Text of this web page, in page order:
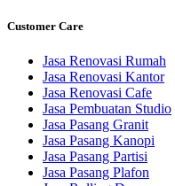
Customer Care
Jasa Renovasi Rumah
Jasa Renovasi Kantor
Jasa Renovasi Cafe
Jasa Pembuatan Studio
Jasa Pasang Granit
Jasa Pasang Kanopi
Jasa Pasang Partisi
Jasa Pasang Plafon